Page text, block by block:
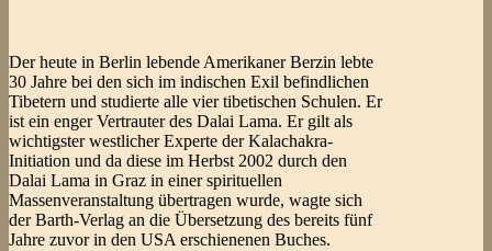
Der heute in Berlin lebende Amerikaner Berzin lebte
30 Jahre bei den sich im indischen Exil befindlichen
Tibetern und studierte alle vier tibetischen Schulen. Er
ist ein enger Vertrauter des Dalai Lama. Er gilt als
wichtigster westlicher Experte der Kalachakra-
Initiation und da diese im Herbst 2002 durch den
Dalai Lama in Graz in einer spirituellen
Massenveranstaltung übertragen wurde, wagte sich
der Barth-Verlag an die Übersetzung des bereits fünf
Jahre zuvor in den USA erschienenen Buches.